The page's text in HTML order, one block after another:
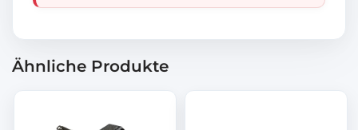
Ähnliche Produkte